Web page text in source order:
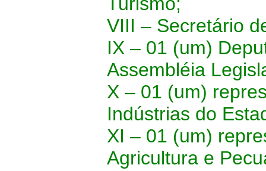
VIII – Secretário
IX – 01 (um)
Assembléia
X – 01 (um)
Indústrias do
XI – 01 (um)
Agricultura e